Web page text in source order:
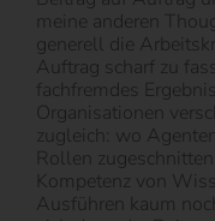
meine anderen
generell die
Auftrag scharf zu
fachfremdes
Organisationen
zugleich: wo
Rollen
Kompetenz von
Ausführen kaum